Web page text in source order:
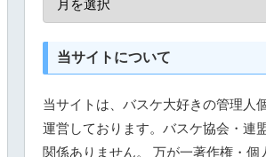
当サイトについて
当サイトは、バスケ大好きの管理人
運営しております。バスケ協会・連
関係ありません。 万が一著作権・個